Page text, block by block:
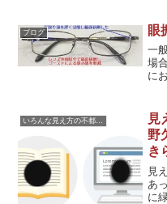
●
る
ブログ 眼
一
場
に
振
多
フ
膜
が
ハ
度
いろんな見え方の不都合に対応した眼鏡
見
野
き
見
あ
に